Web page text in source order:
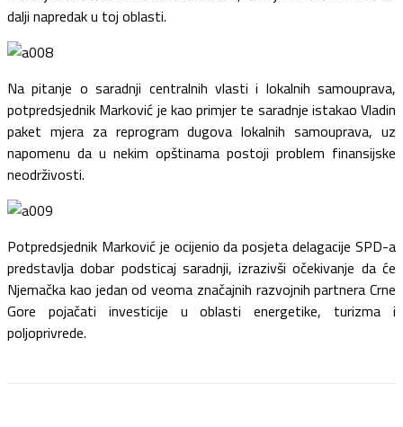
dalji napredak u toj oblasti.
Na pitanje o saradnji centralnih vlasti i lokalnih samouprava,
potpredsjednik Marković je kao primjer te saradnje istakao Vladin
paket mjera za reprogram dugova lokalnih samouprava, uz
napomenu da u nekim opštinama postoji problem finansijske
neodrživosti.
Potpredsjednik Marković je ocijenio da posjeta delagacije SPD-a
predstavlja dobar podsticaj saradnji, izrazivši očekivanje da će
Njemačka kao jedan od veoma značajnih razvojnih partnera Crne
Gore pojačati investicije u oblasti energetike, turizma i
poljoprivrede.